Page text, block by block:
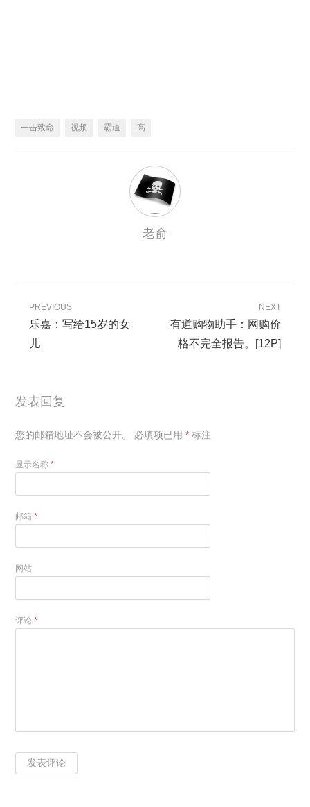
一击致命 视频 霸道 高
老俞
PREVIOUS
乐嘉：写给15岁的女
儿
NEXT
有道购物助手：网购价
格不完全报告。[12P]
发表回复
您的邮箱地址不会被公开。 必填项已用* 标注
显示名称*
邮箱*
网站
评论*